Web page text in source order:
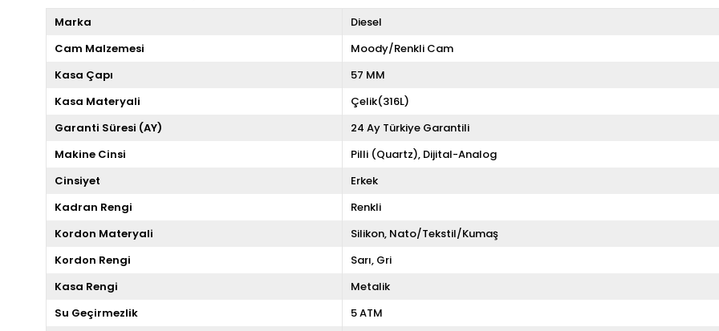
Marka
Diesel
Cam Malzemesi
Moody/Renkli Cam
Kasa Çapı
57 MM
Kasa Materyali
Çelik(316L)
Garanti Süresi (AY)
24 Ay Türkiye Garantili
Makine Cinsi
Pilli (Quartz) Dijital-Analog
Cinsiyet
Erkek
Kadran Rengi
Renkli
Kordon Materyali
Silikon Nato/Tekstil/Kumaş
Kordon Rengi
Sarı Gri
Kasa Rengi
Metalik
Su Geçirmezlik
5 ATM